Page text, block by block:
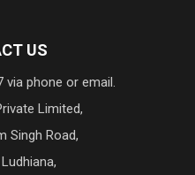
US
via phone or email.
Limited,
Singh Road,